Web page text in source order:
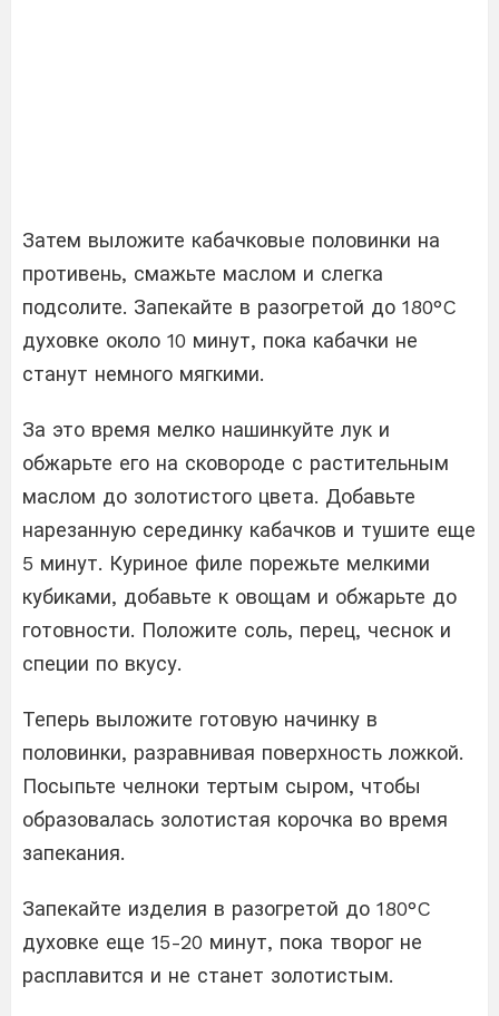
Затем выложите кабачковые половинки на
противень, смажьте маслом и слегка
подсолите. Запекайте в разогретой до 180°C
духовке около 10 минут, пока кабачки не
станут немного мягкими.
За это время мелко нашинкуйте лук и
обжарьте его на сковороде с растительным
маслом до золотистого цвета. Добавьте
нарезанную серединку кабачков и тушите еще
5 минут. Куриное филе порежьте мелкими
кубиками, добавьте к овощам и обжарьте до
готовности. Положите соль, перец, чеснок и
специи по вкусу.
Теперь выложите готовую начинку в
половинки, разравнивая поверхность ложкой.
Посыпьте челноки тертым сыром, чтобы
образовалась золотистая корочка во время
запекания.
Запекайте изделия в разогретой до 180°C
духовке еще 15-20 минут, пока творог не
расплавится и не станет золотистым.